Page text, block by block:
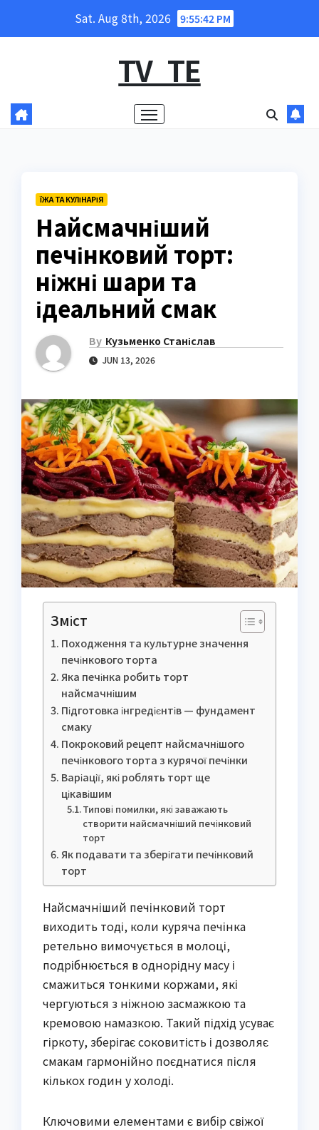
Sat. Aug 8th, 2026 9:55:43 PM
TV_TE
ЇЖА ТА КУЛІНАРІЯ
Найсмачніший
печінковий торт:
ніжні шари та
ідеальний смак
By Кузьменко Станіслав
JUN 13, 2026
Зміст
Походження та культурне значення
печінкового торта
Яка печінка робить торт
найсмачнішим
Підготовка інгредієнтів — фундамент
смаку
Покроковий рецепт найсмачнішого
печінкового торта з курячої печінки
Варіації, які роблять торт ще
цікавішим
Типові помилки, які заважають
створити найсмачніший печінковий
торт
Як подавати та зберігати печінковий
торт
Найсмачніший печінковий торт
виходить тоді, коли куряча печінка
ретельно вимочується в молоці,
подрібнюється в однорідну масу і
смажиться тонкими коржами, які
чергуються з ніжною засмажкою та
кремовою намазкою. Такий підхід усуває
гіркоту, зберігає соковитість і дозволяє
смакам гармонійно поєднатися після
кількох годин у холоді.
Ключовими елементами є вибір свіжої